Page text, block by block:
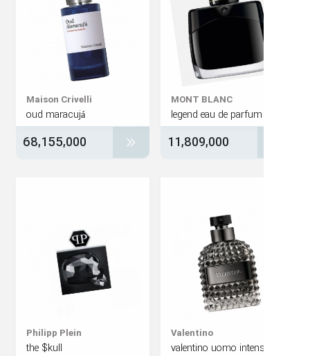
MONT BLANC
legend eau de parfum
11,809,000
Maison Crivelli
oud maracujá
68,155,000
valentino uomo
Philipp Plein